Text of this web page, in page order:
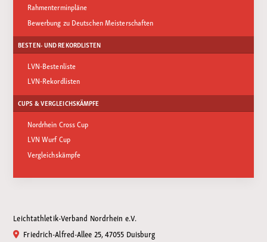
Rahmenterminpläne
Bewerbung zu Deutschen Meisterschaften
BESTEN- UND REKORDLISTEN
LVN-Bestenliste
LVN-Rekordlisten
CUPS & VERGLEICHSKÄMPFE
Nordrhein Cross Cup
LVN Wurf Cup
Vergleichskämpfe
Leichtathletik-Verband Nordrhein e.V.
Friedrich-Alfred-Allee 25, 47055 Duisburg